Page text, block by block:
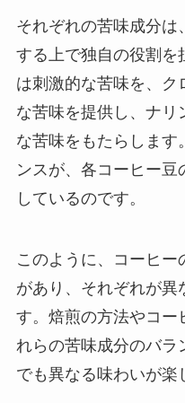
それぞれの苦味成分は
する上で独自の役割を
は刺激的な苦味を、ク
な苦味を提供し、ナリ
な苦味をもたらします
ンスが、各コーヒー豆
しているのです。
このように、コーヒ
があり、それぞれが異
す。焙煎の方法やコー
れらの苦味成分のバラ
でも異なる味わいが楽